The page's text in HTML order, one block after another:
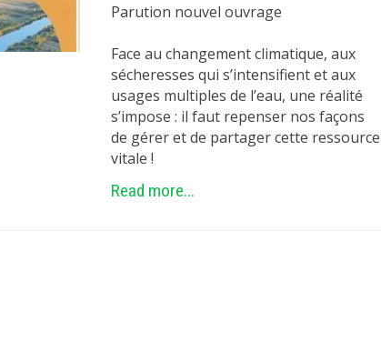
Parution nouvel ouvrage
Face au changement climatique, aux
sécheresses qui s’intensifient et aux
usages multiples de l’eau, une réalité
s’impose : il faut repenser nos façons
de gérer et de partager cette ressource
vitale !
Read more...